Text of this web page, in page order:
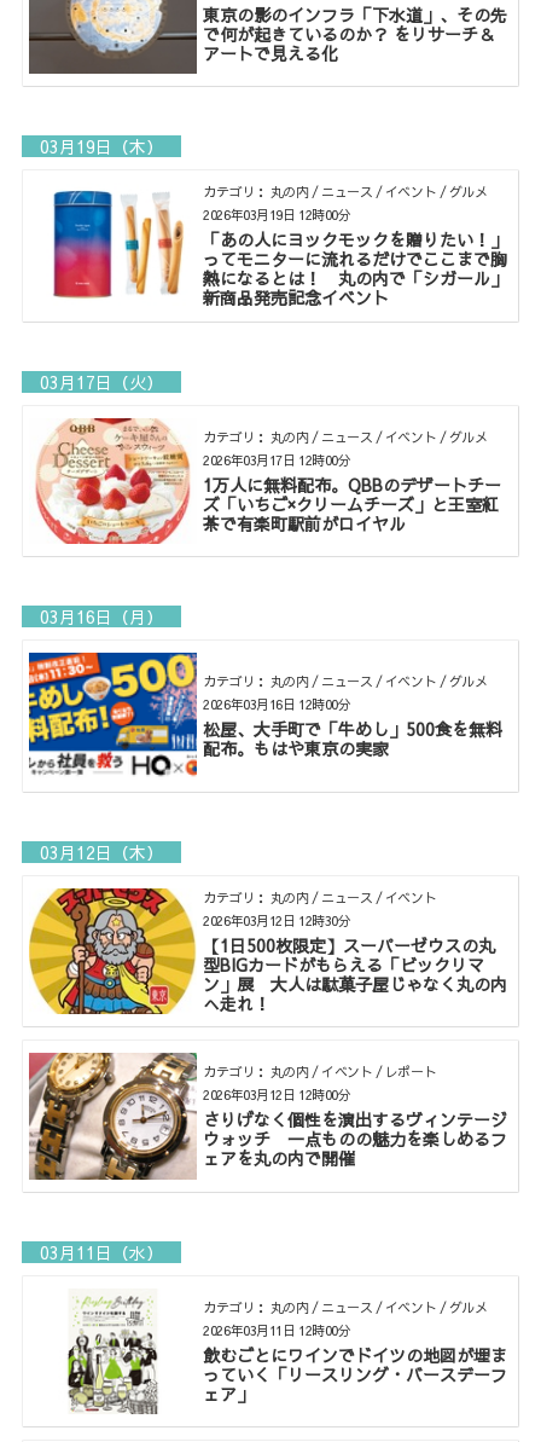
東京の影のインフラ「下水道」、その先
で何が起きているのか？ をリサーチ＆
アートで見える化
03月19日（木）
カテゴリ： 丸の内 / ニュース / イベント / グルメ
「あの人にヨックモックを贈りたい！」
ってモニターに流れるだけでここまで胸
熱になるとは！ 丸の内で「シガール」
新商品発売記念イベント
2026年03月19日 12時00分
03月17日（火）
カテゴリ： 丸の内 / ニュース / イベント / グルメ
1万人に無料配布。QBBのデザートチー
ズ「いちご×クリームチーズ」と王室紅
茶で有楽町駅前がロイヤル
2026年03月17日 12時00分
03月16日（月）
カテゴリ： 丸の内 / ニュース / イベント / グルメ
松屋、大手町で「牛めし」500食を無料
配布。もはや東京の実家
2026年03月16日 12時00分
03月12日（木）
カテゴリ： 丸の内 / ニュース / イベント
【1日500枚限定】スーパーゼウスの丸
型BIGカードがもらえる「ビックリマ
ン」展 大人は駄菓子屋じゃなく丸の内
へ走れ！
2026年03月12日 12時30分
カテゴリ： 丸の内 / イベント / レポート
さりげなく個性を演出するヴィンテージ
ウォッチ 一点ものの魅力を楽しめるフ
ェアを丸の内で開催
2026年03月12日 12時00分
03月11日（水）
カテゴリ： 丸の内 / ニュース / イベント / グルメ
飲むごとにワインでドイツの地図が埋ま
っていく「リースリング・バースデーフ
ェア」
2026年03月11日 12時00分